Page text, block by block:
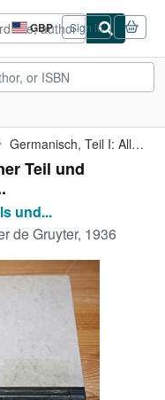
GBP
Site
shopping
preferences
Sign in
Germanisch, Teil I: Allgemeiner Teil und Lautlehre. (= (...
Teil und
und...
de Gruyter, 1936